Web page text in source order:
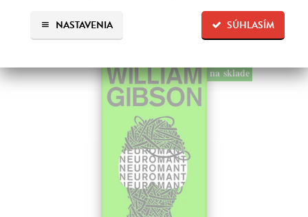
SÚHLASÍM
NASTAVENIA
19,95 €
na sklade